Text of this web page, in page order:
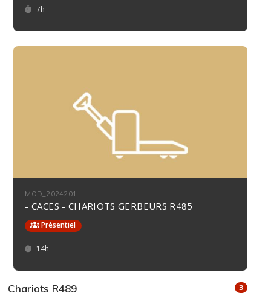
Durée :
7h
MOD_2024201
- CACES - CHARIOTS GERBEURS R485
Présentiel
Durée :
14h
Chariots R489 3